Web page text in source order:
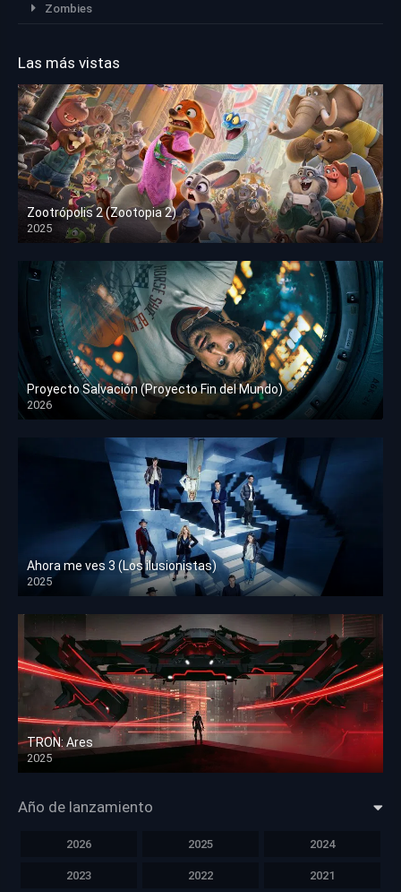
Zombies
Las más vistas
Zootrópolis 2 (Zootopia 2)
2025
HD 1080p
Proyecto Salvación (Proyecto Fin del Mundo)
2026
HD 1080p
Ahora me ves 3 (Los ilusionistas)
2025
HD 1080p
TRON: Ares
2025
HD 1080p
Año de lanzamiento
2026 2025 2024
2023 2022 2021